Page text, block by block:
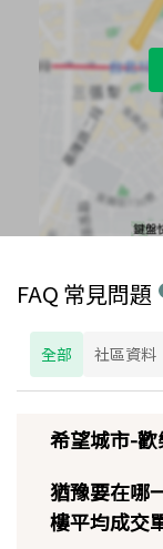
FAQ 常見問題
全部 社區資料
希望城市-歡
猶豫要在哪
樓平均成交